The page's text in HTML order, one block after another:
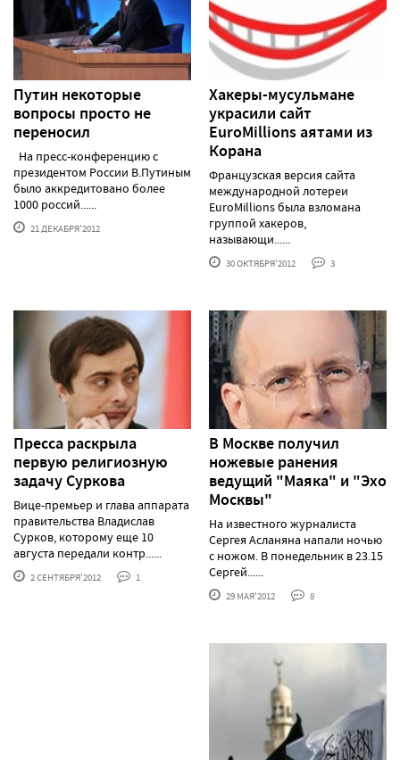
Путин некоторые
вопросы просто не
переносил
На пресс-конференцию с
президентом России В.Путиным
было аккредитовано более
1000 россий......
21 ДЕКАБРЯ'2012
Хакеры-мусульмане
украсили сайт
EuroMillions аятами из
Корана
Французская версия сайта
международной лотереи
EuroMillions была взломана
группой хакеров,
называющи......
30 ОКТЯБРЯ'2012 3
Пресса раскрыла
первую религиозную
задачу Суркова
Вице-премьер и глава аппарата
правительства Владислав
Сурков, которому еще 10
августа передали контр......
2 СЕНТЯБРЯ'2012 1
В Москве получил
ножевые ранения
ведущий "Маяка" и "Эхо
Москвы"
На известного журналиста
Сергея Асланяна напали ночью
с ножом. В понедельник в 23.15
Сергей......
29 МАЯ'2012 8